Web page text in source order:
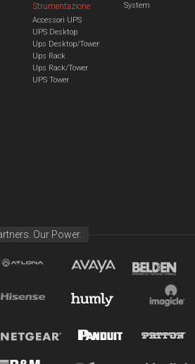
Strumentazione
Accessori UPS
UPS Desktop
Ups Desktop/Tower
Ups Rack
Ups Rack/Tower
UPS Tower
System